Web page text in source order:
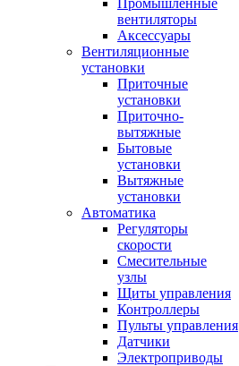
Промышленные
вентиляторы
Аксессуары
Вентиляционные
установки
Приточные
установки
Приточно-
вытяжные
Бытовые
установки
Вытяжные
установки
Автоматика
Регуляторы
скорости
Смесительные
узлы
Щиты управления
Контроллеры
Пульты управления
Датчики
Электроприводы